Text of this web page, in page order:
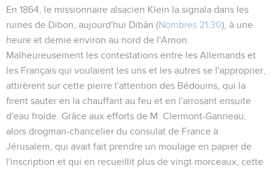
En 1864, le missionnaire alsacien Klein la signala dans les
ruines de Dibon, aujourd'hui Dibân (Nombres 21.30), à une
heure et demie environ au nord de l'Arnon.
Malheureusement les contestations entre les Allemands et
les Français qui voulaient les uns et les autres se l'approprier,
attirèrent sur cette pierre l'attention des Bédouins, qui la
firent sauter en la chauffant au feu et en l'arrosant ensuite
d'eau froide. Grâce aux efforts de M. Clermont-Ganneau,
alors drogman-chancelier du consulat de France à
Jérusalem, qui avait fait prendre un moulage en papier de
l'inscription et qui en recueillit plus de vingt morceaux, cette